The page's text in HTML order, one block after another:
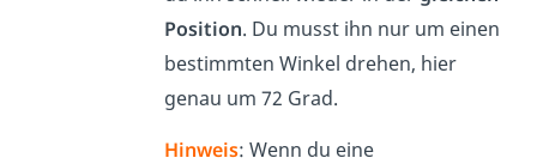
Position. Du musst ihn nur um einen
bestimmten Winkel drehen, hier
genau um 72 Grad.
Hinweis: Wenn du eine